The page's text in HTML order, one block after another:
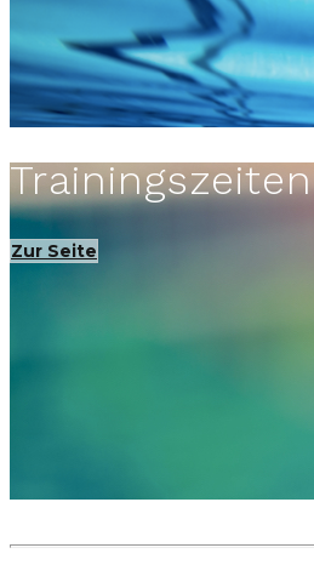
Trainingszeiten
Zur Seite